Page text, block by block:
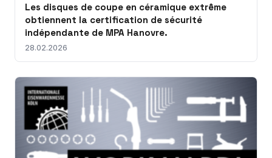
Les disques de coupe en céramique extrême
obtiennent la certification de sécurité
indépendante de MPA Hanovre.
28.02.2026